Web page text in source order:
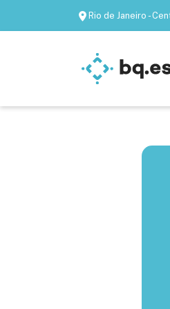
Rio de Janeiro -